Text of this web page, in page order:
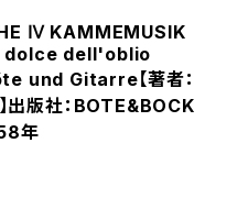
Ⅳ KAMMEMUSIK
dolce dell'oblio
und Gitarre【著者：
版社：BOTE&BOCK
年